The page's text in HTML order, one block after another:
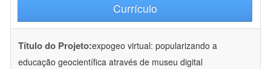
Currículo
Título do Projeto:expogeo virtual: popularizando a
educação geocientífica através de museu digital